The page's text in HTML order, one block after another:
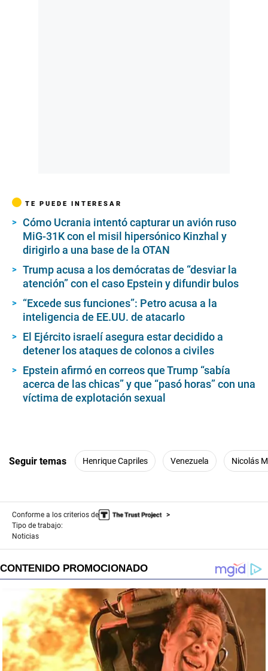
TE PUEDE INTERESAR
Cómo Ucrania intentó capturar un avión ruso
MiG-31K con el misil hipersónico Kinzhal y
dirigirlo a una base de la OTAN
Trump acusa a los demócratas de “desviar la
atención” con el caso Epstein y difundir bulos
“Excede sus funciones”: Petro acusa a la
inteligencia de EE.UU. de atacarlo
El Ejército israelí asegura estar decidido a
detener los ataques de colonos a civiles
Epstein afirmó en correos que Trump “sabía
acerca de las chicas” y que “pasó horas” con una
víctima de explotación sexual
Seguir temas Henrique Capriles Venezuela Nicolás
Conforme a los criterios de
Tipo de trabajo:
Noticias